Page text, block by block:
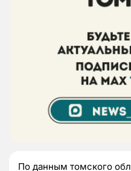
По данным томского